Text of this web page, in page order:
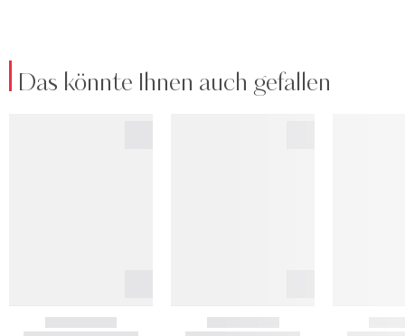
Das könnte Ihnen auch gefallen